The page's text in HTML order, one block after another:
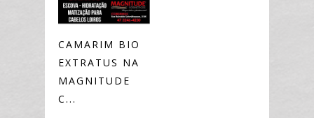
CAMARIM BIO
EXTRATUS NA
MAGNITUDE
C...